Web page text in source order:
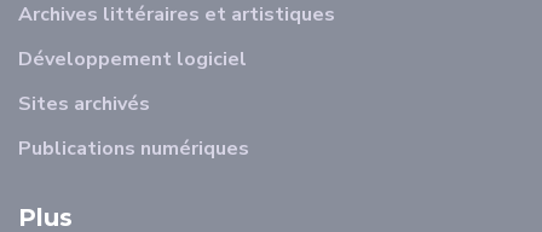
Archives littéraires et artistiques
Développement logiciel
Sites archivés
Publications numériques
Plus